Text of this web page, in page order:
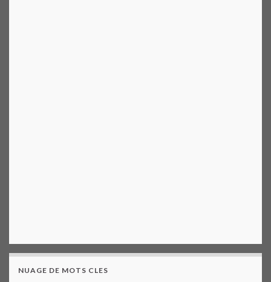
NUAGE DE MOTS CLES